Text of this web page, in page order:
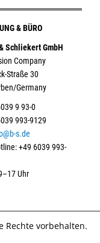
& BÜRO
Schliekert GmbH
Company
Straße 30
Germany
9 93-0
993-9129
s.de
+49 6039 993-
Uhr
Rechte vorbehalten.